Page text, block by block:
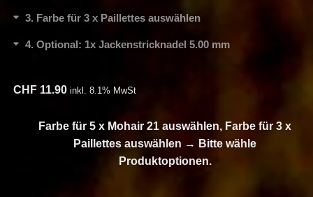
3 Farbe für 3 x Paillettes auswählen
4 Optional: 1x Jackenstricknadel 5.00 mm
CHF 11.90 inkl. 8.1% MwSt
Farbe für 5 x Mohair 21 auswählen, Farbe für 3 x
Paillettes auswählen → Bitte wähle
Produktoptionen.